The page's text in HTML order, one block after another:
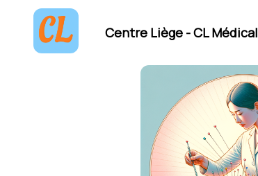
Centre Liège - CL Médical